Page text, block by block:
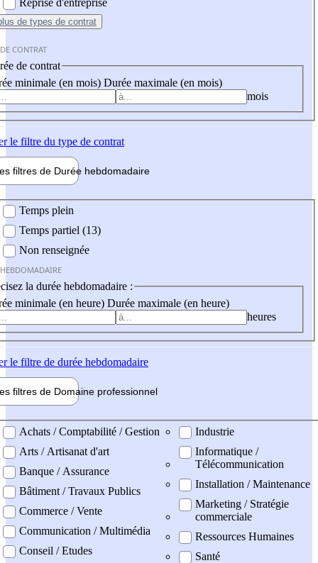
Reprise d'entreprise
de types de contrat
CONTRAT
de contrat
minimale (en mois) Durée maximale (en mois)
mois
le filtre du type de contrat
filtres de Durée hebdomadaire
Temps plein
Temps partiel (13)
Non renseignée
la durée hebdomadaire :
minimale (en heure) Durée maximale (en heure)
heures
le filtre de durée hebdomadaire
filtres de Domaine professionnel
professionel
Achats / Comptabilité / Gestion
Arts / Artisanat d'art
Banque / Assurance
Bâtiment / Travaux Publics
Commerce / Vente
Communication / Multimédia
Conseil / Etudes
Industrie
Informatique /
Télécommunication
Installation / Maintenance
Marketing / Stratégie
commerciale
Ressources Humaines
Santé